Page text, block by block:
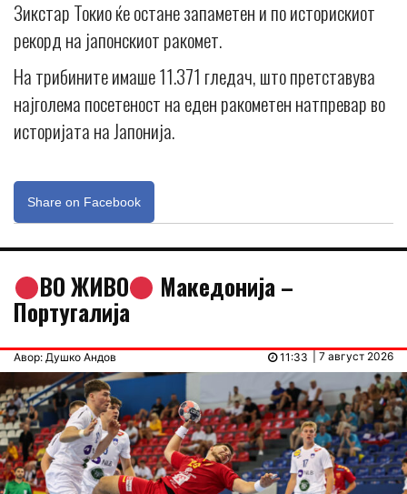
Зикстар Токио ќе остане запаметен и по историскиот
рекорд на јапонскиот ракомет.
На трибините имаше 11.371 гледач, што претставува
најголема посетеност на еден ракометен натпревар во
историјата на Јапонија.
Share on Facebook
ВО ЖИВО Македонија –
Португалија
Авор: Душко Андов | 7 август 2026
11:33